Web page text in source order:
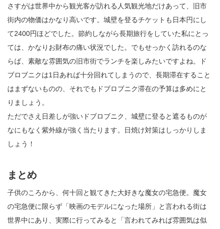
さすがは世界中から観光客が訪れる人気観光地だけあって、旧市
街内の物価はかなり高いです。城壁を登るチケットも日本円にし
て2400円ほどでした。節約しながら長期旅行をしていた私にとっ
ては、かなりお財布の痛い状況でした。でもせっかく訪れるのな
らば、素敵な雰囲気の旧市街でランチを楽しみたいですよね。ド
ブロブニクは1日あれば十分回れてしまうので、長期滞在すること
はまずないものの、それでもドブロブニク滞在の予算は多めにと
りましょう。
ただでさえ日差しが強いドブロブニク、城壁に登ると遮るものが
なにもなく紫外線が強く当たります。日焼け対策はしっかりしま
しょう！
まとめ
子供のころから、何十回と観てきた大好きな魔女の宅急便。魔女
の宅急便に限らず「映画のモデルになった場所」と言われる街は
世界中にあり、実際に行ってみると「言われてみれば雰囲気は似